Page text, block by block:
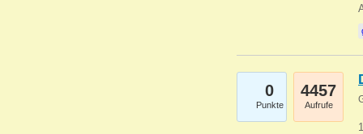
0
Punkte
4457
Aufrufe